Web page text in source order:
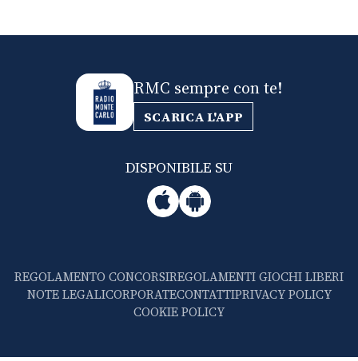
RMC sempre con te!
SCARICA L'APP
DISPONIBILE SU
REGOLAMENTO CONCORSIREGOLAMENTI GIOCHI LIBERI
NOTE LEGALICORPORATECONTATTIPRIVACY POLICY
COOKIE POLICY